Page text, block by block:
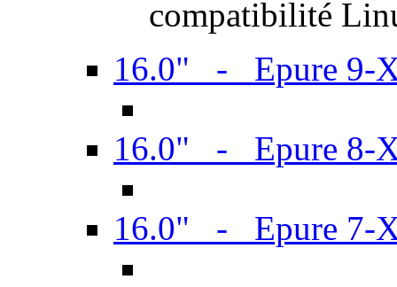
compatibilité
16.0" - Epure 9-
16.0" - Epure 8-
16.0" - Epure 7-